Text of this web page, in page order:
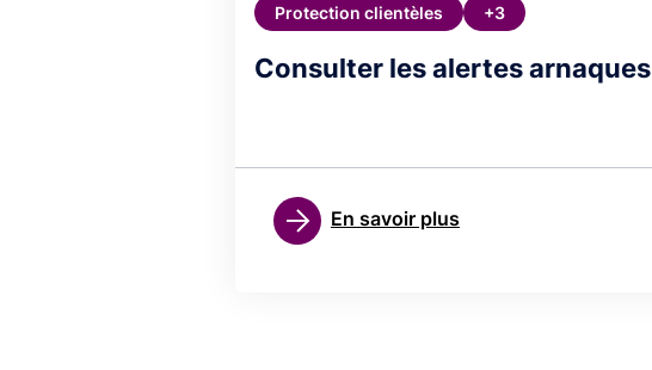
Consulter les alertes arnaques
Protection clientèles
+3
En savoir plus